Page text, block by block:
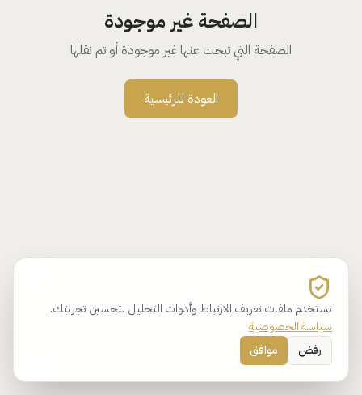
نستخدم ملفات تعريف الارتباط وأدوات التحليل لتحسين تجربتك.
سياسة الخصوصية
رفض
موافق
الصفحة غير موجودة
الصفحة التي تبحث عنها غير موجودة أو تم نقلها
العودة للرئيسية